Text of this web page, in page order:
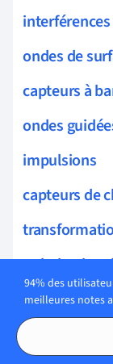
ondes de
capteurs à
ondes
impulsions
capteurs de
polarisation
analyse des
94% des
meilleures notes